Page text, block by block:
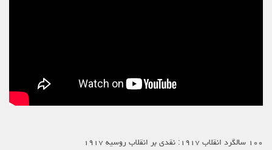
۱۰۰ سالگرد انقلاب ۱۹۱۷: نقدی بر انقلاب روسیه ۱۹۱۷